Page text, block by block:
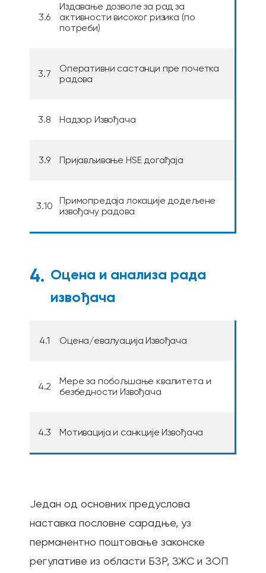
3.6
Издавање дозволе за рад за
активности високог ризика (по
потреби)
3.7
Оперативни састанци пре почетка
радова
3.8 Надзор Извођача
3.9 Пријављивање HSE догађаја
3.10
Примопредаја локације додељене
извођачу радова
4. Оцена и анализа рада
извођача
4.1 Оцена/евалуација Извођача
4.2
Мере за побољшање квалитета и
безбедности Извођача
4.3 Мотивација и санкције Извођача
Један од основних предуслова
наставка пословне сарадње, уз
перманентно поштовање законске
регулативе из области БЗР, ЗЖС и ЗОП